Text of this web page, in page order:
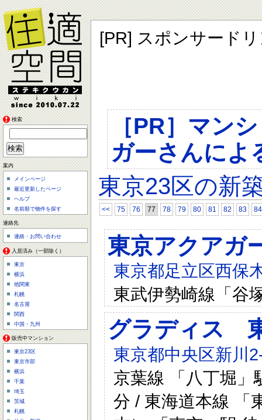
[PR] スポンサード
［PR］マン
ガーさんによ
東京23区の新
<< 75 76 77 78 79 80 81 82 83 84
東京アクアガ
東京都足立区西保
東武伊勢崎線「谷
グラディス
東京都中央区新川
京葉線 「八丁堀」
分 / 東海道本線 「
検索
案内
メインページ
最近更新したページ
ヘルプ
名前順で物件を探す
連絡先
連絡・お問い合わせ
入居済み（一部除く）
東京
横浜
他関東
札幌
名古屋
関西
中国・九州
販売中マンション
東京23区
東京市部
横浜
千葉
埼玉
茨城
札幌